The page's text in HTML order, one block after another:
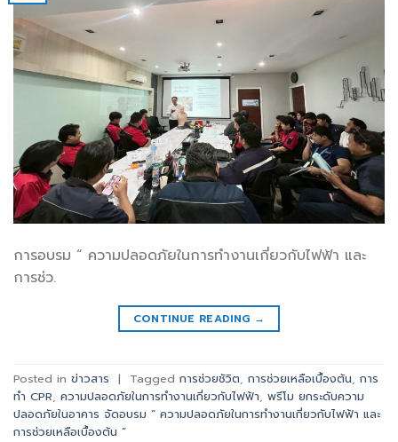
การอบรม “ ความปลอดภัยในการทำงานเกี่ยวกับไฟฟ้า และ
การช่ว.
CONTINUE READING →
Posted in ข่าวสาร | Tagged การช่วยชัวิต, การช่วยเหลือเบื้องต้น, การ
ทำ CPR, ความปลอดภัยในการทำงานเกี่ยวกับไฟฟ้า, พรีโม ยกระดับความ
ปลอดภัยในอาคาร จัดอบรม “ ความปลอดภัยในการทำงานเกี่ยวกับไฟฟ้า และ
การช่วยเหลือเบื้องต้น ”